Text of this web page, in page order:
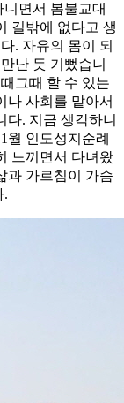
면서 봄불교대
길밖에 없다고 생
. 자유의 몸이 되
난 듯 기뻤습니
그때 할 수 있는
나 사회를 맡아서
. 지금 생각하니
월 인도성지순례
느끼면서 다녀왔
과 가르침이 가슴
.